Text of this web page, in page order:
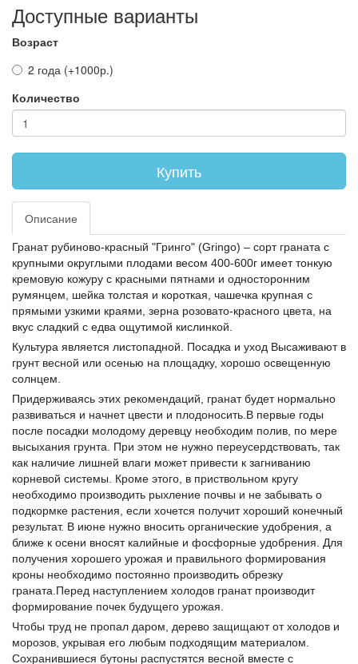
Доступные варианты
Возраст
2 года (+1000р.)
Количество
Купить
Описание
Гранат рубиново-красный "Гринго" (Gringo) – сорт граната с
крупными округлыми плодами весом 400-600г имеет тонкую
кремовую кожуру с красными пятнами и односторонним
румянцем, шейка толстая и короткая, чашечка крупная с
прямыми узкими краями, зерна розовато-красного цвета, на
вкус сладкий с едва ощутимой кислинкой.
Культура является листопадной. Посадка и уход Высаживают в
грунт весной или осенью на площадку, хорошо освещенную
солнцем.
Придерживаясь этих рекомендаций, гранат будет нормально
развиваться и начнет цвести и плодоносить.В первые годы
после посадки молодому деревцу необходим полив, по мере
высыхания грунта. При этом не нужно переусердствовать, так
как наличие лишней влаги может привести к загниванию
корневой системы. Кроме этого, в приствольном кругу
необходимо производить рыхление почвы и не забывать о
подкормке растения, если хочется получит хороший конечный
результат. В июне нужно вносить органические удобрения, а
ближе к осени вносят калийные и фосфорные удобрения. Для
получения хорошего урожая и правильного формирования
кроны необходимо постоянно производить обрезку
граната.Перед наступлением холодов гранат производит
формирование почек будущего урожая.
Чтобы труд не пропал даром, дерево защищают от холодов и
морозов, укрывая его любым подходящим материалом.
Сохранившиеся бутоны распустятся весной вместе с